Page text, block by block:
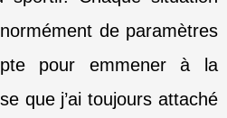
de paramètres
pour emmener à la
que j’ai toujours attaché